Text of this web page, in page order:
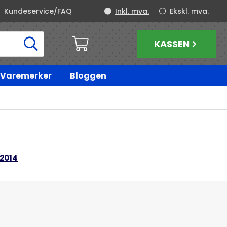
Kundeservice/FAQ Ekskl. mva.
Inkl. mva.
KASSEN
Varemerker Bloggen